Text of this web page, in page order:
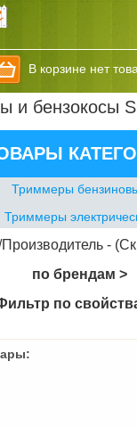
В корзине нет
и бензокосы
Триммеры
Триммеры
-
по брендам >
по